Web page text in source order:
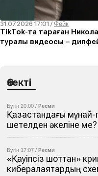
31.07.2026 17:01 /Фейк
TikTok-та тараған
туралы видеосы –
Өзекті
Бүгін 20:00 / Ресми
Қазақстандағы
шетелден әкеліне ме?
Бүгін 17:07 / Ресми
«Қауіпсіз шоттан»
кибералаяқтардың